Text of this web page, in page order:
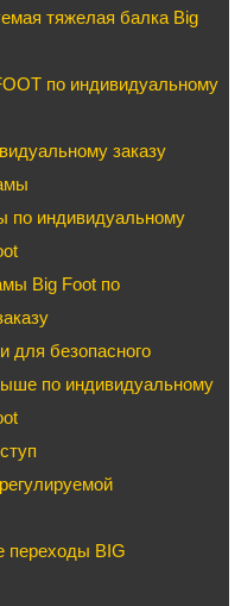
тяжелая балка Big
по индивидуальному
заказу
по индивидуальному
Big Foot по
для безопасного
по индивидуальному
переходы BIG